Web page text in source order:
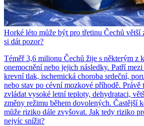
Horké léto může být pro třetinu Čechů větší
si dát pozor?
Téměř 3,6 milionu Čechů žije s některým z
onemocnění nebo jejich následky. Patří
krevní tlak, ischemická choroba srdeční,
nebo stav po cévní mozkové příhodě.
zvládat vysoké letní teploty, dehydrataci,
změny režimu během dovolených. Častější
může riziko dále zvyšovat. Jak tedy riziko
nejvíc snížit?